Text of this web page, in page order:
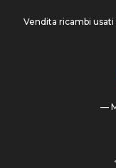
Vendita ricambi
—